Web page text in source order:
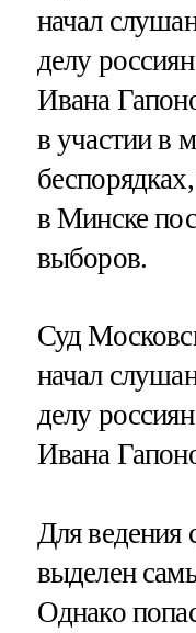
начал
делу
Ивана
в участии в
в Минске
выборов.
Суд
начал
делу
Ивана
Для ведения
выделен
Однако